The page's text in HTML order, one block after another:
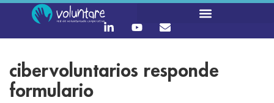
cibervoluntarios responde
formulario